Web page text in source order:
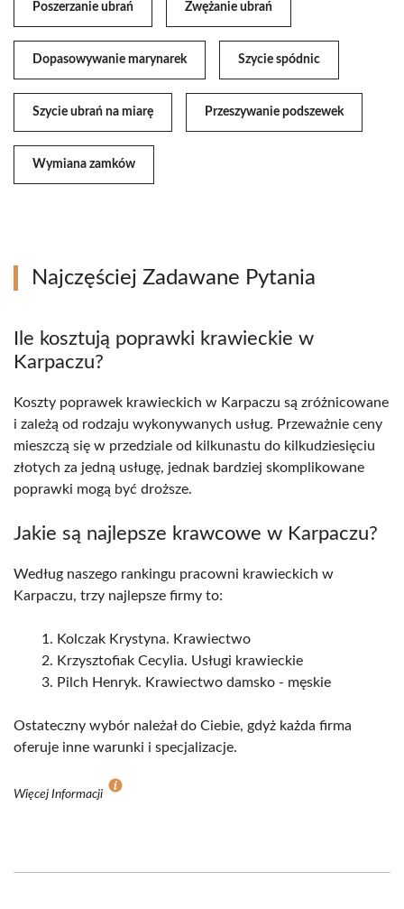
Poszerzanie ubrań Zwężanie ubrań
Dopasowywanie marynarek Szycie spódnic
Szycie ubrań na miarę Przeszywanie podszewek
Wymiana zamków
Najczęściej Zadawane Pytania
Ile kosztują poprawki krawieckie w
Karpaczu?
Koszty poprawek krawieckich w Karpaczu są zróżnicowane
i zależą od rodzaju wykonywanych usług. Przeważnie ceny
mieszczą się w przedziale od kilkunastu do kilkudziesięciu
złotych za jedną usługę, jednak bardziej skomplikowane
poprawki mogą być droższe.
Jakie są najlepsze krawcowe w Karpaczu?
Według naszego rankingu pracowni krawieckich w
Karpaczu, trzy najlepsze firmy to:
Kolczak Krystyna. Krawiectwo
Krzysztofiak Cecylia. Usługi krawieckie
Pilch Henryk. Krawiectwo damsko - męskie
Ostateczny wybór należał do Ciebie, gdyż każda firma
oferuje inne warunki i specjalizacje.
Więcej Informacji